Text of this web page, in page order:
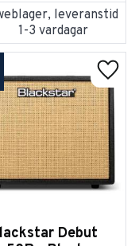
leveranstid
1-3 vardagar
Debut